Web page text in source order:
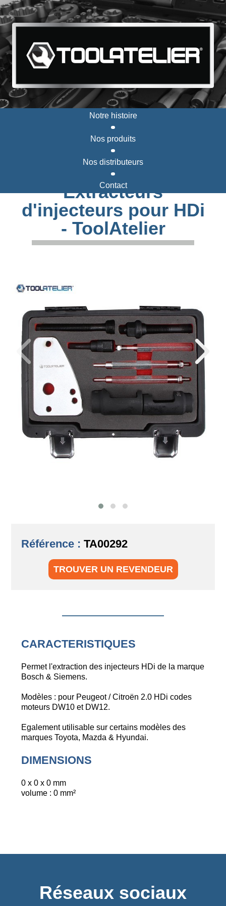
Notre histoire
Nos produits
Nos distributeurs
Contact
Extracteurs
d'injecteurs pour HDi
- ToolAtelier
Référence :TA00292
TROUVER UN REVENDEUR
CARACTERISTIQUES
Permet l'extraction des injecteurs HDi de la marque
Bosch & Siemens.
Modèles : pour Peugeot / Citroën 2.0 HDi codes
moteurs DW10 et DW12.
Egalement utilisable sur certains modèles des
marques Toyota, Mazda & Hyundai.
DIMENSIONS
0 x 0 x 0 mm
volume : 0 mm²
Réseaux sociaux